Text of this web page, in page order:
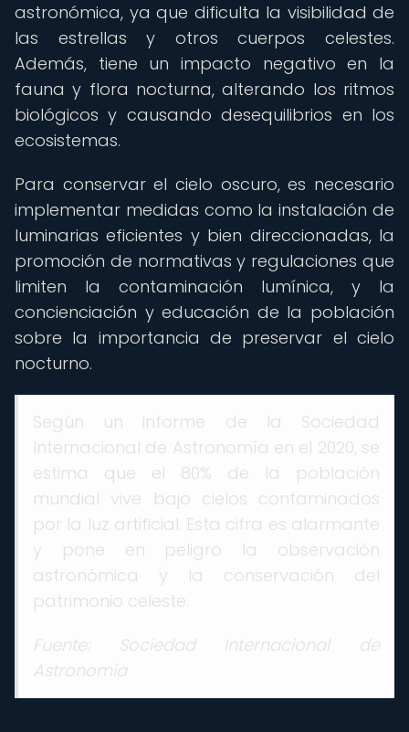
astronómica, ya que dificulta la visibilidad de
las estrellas y otros cuerpos celestes.
Además, tiene un impacto negativo en la
fauna y flora nocturna, alterando los ritmos
biológicos y causando desequilibrios en los
ecosistemas.
Para conservar el cielo oscuro, es necesario
implementar medidas como la instalación de
luminarias eficientes y bien direccionadas, la
promoción de normativas y regulaciones que
limiten la contaminación lumínica, y la
concienciación y educación de la población
sobre la importancia de preservar el cielo
nocturno.
Según un informe de la Sociedad
Internacional de Astronomía en el 2020, se
estima que el 80% de la población
mundial vive bajo cielos contaminados
por la luz artificial. Esta cifra es alarmante
y pone en peligro la observación
astronómica y la conservación del
patrimonio celeste.
Fuente: Sociedad Internacional de
Astronomía